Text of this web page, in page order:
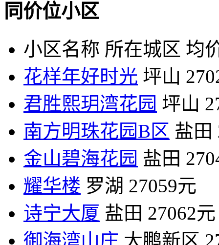
同价位小区
小区名称 所在城区 均
花样年好时光 坪山
君胜熙玥湾花园 坪山
南方明珠花园B区 盐田
金山碧海花园 盐田
耀华楼 罗湖 27059元
诗宁大厦 盐田 27062元
御海湾山庄 大鹏新区